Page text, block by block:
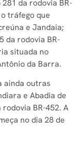
da rodovia BR-
tráfego que
e Jandaia;
da rodovia BR-
situada no
da Barra.
ainda outras
e Abadia de
BR-452. A
no dia 28 de